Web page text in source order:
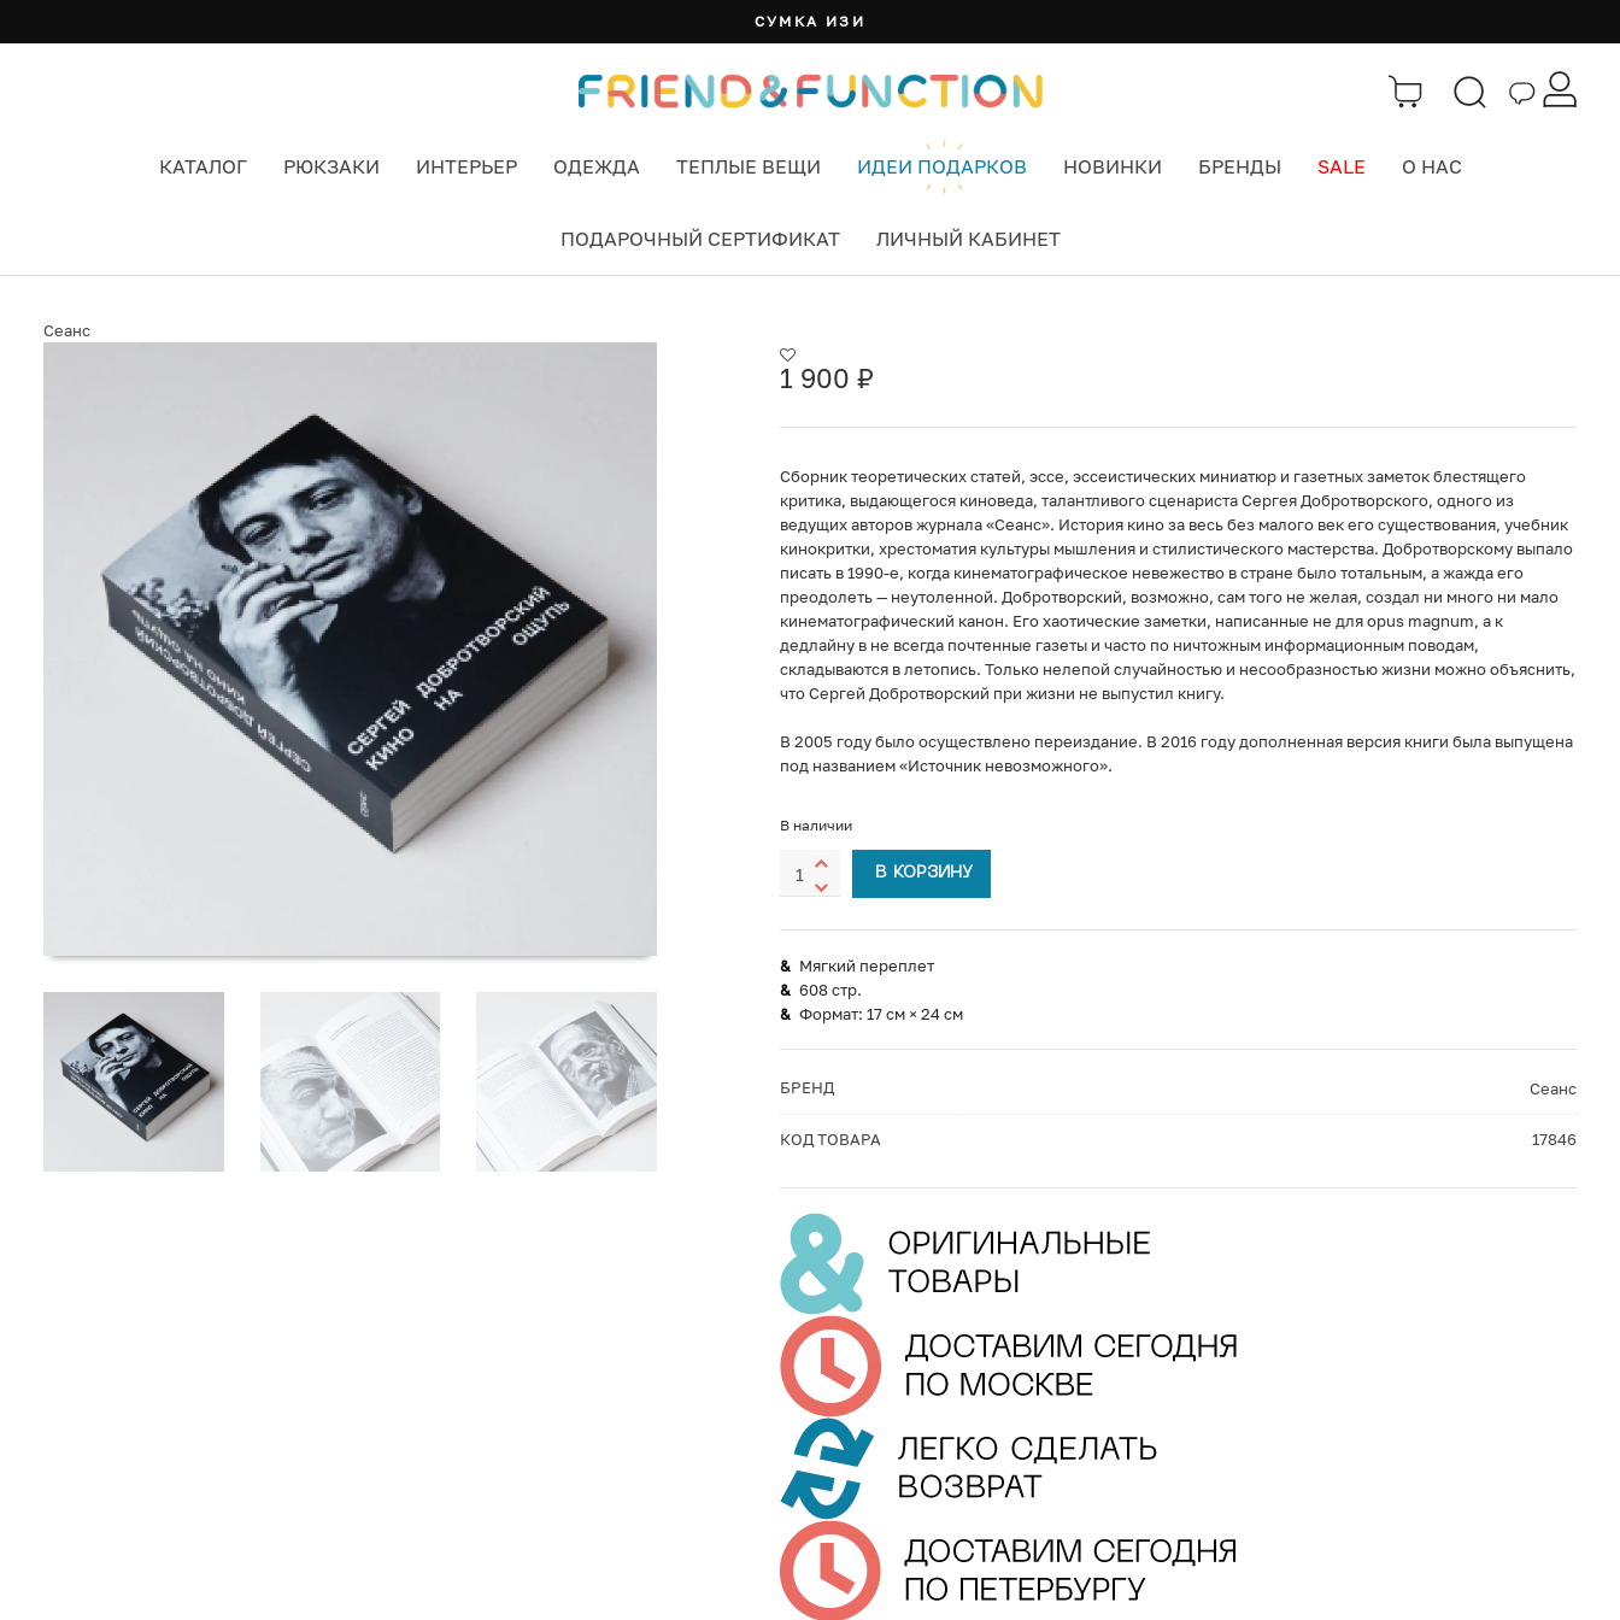
БАНДАНА: 7 ЦВЕТОВ И СПОСОБОВ НОСИТЬ
КАТАЛОГ РЮКЗАКИ ИНТЕРЬЕР ОДЕЖДА ТЕПЛЫЕ ВЕЩИ ИДЕИ ПОДАРКОВ НОВИНКИ БРЕНДЫ SALE О НАС
ПОДАРОЧНЫЙ СЕРТИФИКАТ ЛИЧНЫЙ КАБИНЕТ
Сеанс
1 900 ₽
Сборник теоретических статей, эссе, эссеистических миниатюр и газетных заметок блестящего
критика, выдающегося киноведа, талантливого сценариста Сергея Добротворского, одного из
ведущих авторов журнала «Сеанс». История кино за весь без малого век его существования, учебник
кинокритки, хрестоматия культуры мышления и стилистического мастерства. Добротворскому выпало
писать в 1990‑е, когда кинематографическое невежество в стране было тотальным, а жажда его
преодолеть — неутоленной. Добротворский, возможно, сам того не желая, создал ни много ни мало
кинематографический канон. Его хаотические заметки, написанные не для opus magnum, а к
дедлайну в не всегда почтенные газеты и часто по ничтожным информационным поводам,
складываются в летопись. Только нелепой случайностью и несообразностью жизни можно объяснить,
что Сергей Добротворский при жизни не выпустил книгу.
В 2005 году было осуществлено переиздание. В 2016 году дополненная версия книги была выпущена
под названием «Источник невозможного».
В наличии
В КОРЗИНУ
Мягкий переплет
608 стр.
Формат: 17 см × 24 см
БРЕНД Сеанс
КОД ТОВАРА 17846